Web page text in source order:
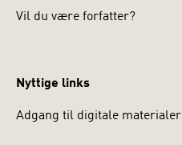
Vil du være forfatter?
Nyttige links
Adgang til digitale materialer